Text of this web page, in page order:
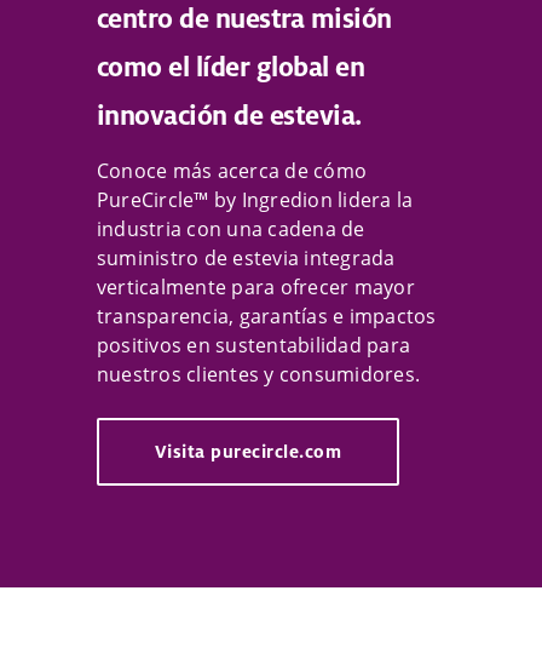
centro de nuestra misión
como el líder global en
innovación de estevia.
Conoce más acerca de cómo
PureCircle™ by Ingredion lidera la
industria con una cadena de
suministro de estevia integrada
verticalmente para ofrecer mayor
transparencia, garantías e impactos
positivos en sustentabilidad para
nuestros clientes y consumidores.
Visita purecircle.com